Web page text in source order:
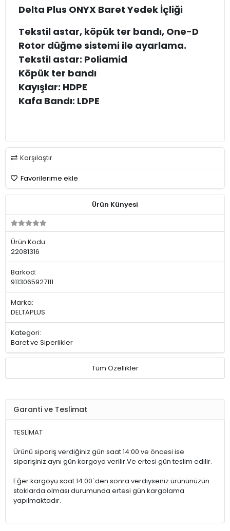
Delta Plus ONYX Baret Yedek İçliği
Tekstil astar, köpük ter bandı, One-D
Rotor düğme sistemi ile ayarlama.
Tekstil astar: Poliamid
Köpük ter bandı
Kayışlar: HDPE
Kafa Bandı: LDPE
Karşılaştır
Favorilerime ekle
Ürün Künyesi
Ürün Kodu:
22081316
Barkod:
9113065927111
Marka:
DELTAPLUS
Kategori:
Baret ve Siperlikler
Tüm Özellikler
Garanti ve Teslimat
TESLİMAT
Ürünü sipariş verdiğiniz gün saat 14:00 ve öncesi ise
siparişiniz aynı gün kargoya verilir.Ve ertesi gün teslim edilir.
Eğer kargoyu saat 14:00`den sonra verdiyseniz ürününüzün
stoklarda olması durumunda ertesi gün kargolama
yapılmaktadır.